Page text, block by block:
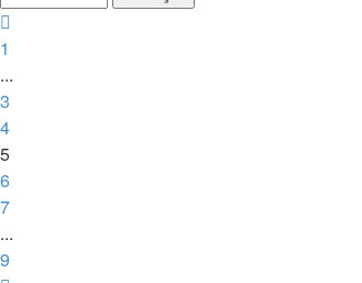
9
1
...
3
4
5
6
7
...
9